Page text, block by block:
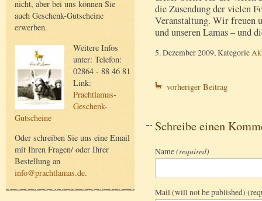
nicht, aber bei uns können Sie
auch Geschenk-Gutscheine
erwerben.
Weitere Infos
unter: Telefon:
02864 - 88 46 81
Link:
Prachtlamas-
Geschenk-
Gutscheine
Oder schreiben Sie uns eine Email
mit Ihren Fragen/ oder Ihrer
Bestellung an
info@prachtlamas.de.
die Zusendung der vielen
Veranstaltung. Wir freuen
und unseren Lamas – und
5. Dezember 2009, Kategorie
vorheriger Beitrag
Schreibe einen
Name(required)
Mail (will not be published)